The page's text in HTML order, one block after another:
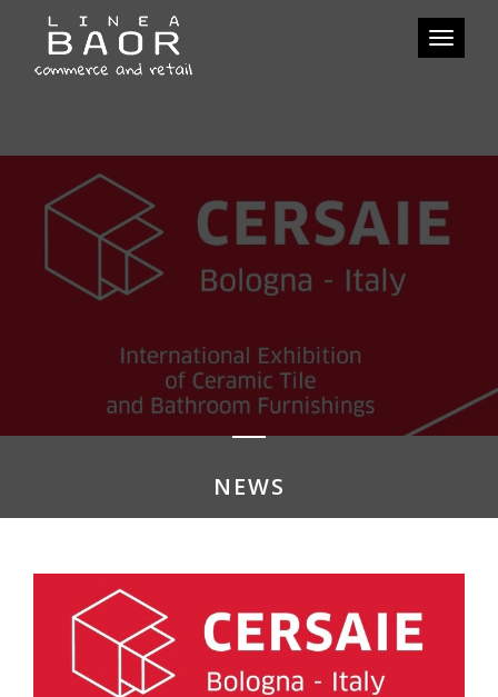
Toggle
NEWS